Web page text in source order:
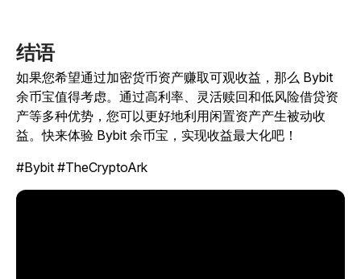
结语
如果您希望通过加密货币资产赚取可观收益，那么 Bybit
余币宝值得考虑。通过高利率、灵活赎回和低风险借贷资
产等多种优势，您可以更好地利用闲置资产产生被动收
益。快来体验 Bybit 余币宝，实现收益最大化吧！
#Bybit #TheCryptoArk